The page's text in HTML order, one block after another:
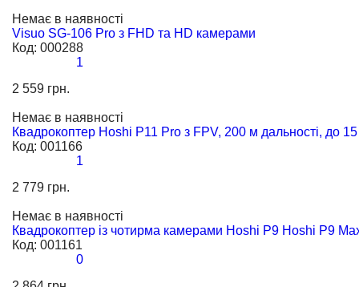
Немає в наявності
Visuo SG-106 Pro з FHD та HD камерами
Код: 000288
1
2 559 грн.
Немає в наявності
Квадрокоптер Hoshi P11 Pro з FPV, 200 м дальності, до
Код: 001166
1
2 779 грн.
Немає в наявності
Квадрокоптер із чотирма камерами Hoshi P9 Hoshi P9
Код: 001161
0